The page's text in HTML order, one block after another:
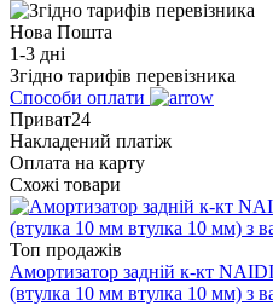
Нова Пошта
1-3 дні
Згідно тарифів перевізника
Способи оплати
Приват24
Накладений платіж
Оплата на карту
Схожі товари
Топ продажів
Амортизатор задній к-кт
(втулка 10 мм втулка 10 мм) з